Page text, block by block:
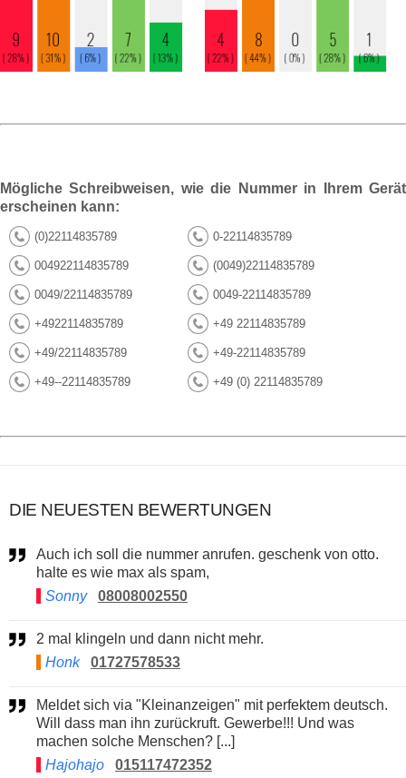
Mögliche Schreibweisen, wie die Nummer in Ihrem Gerät
erscheinen kann:
(0)22114835789 0-22114835789
004922114835789 (0049)22114835789
0049/22114835789 0049-22114835789
+4922114835789 +49 22114835789
+49/22114835789 +49-22114835789
+49--22114835789 +49 (0) 22114835789
DIE NEUESTEN BEWERTUNGEN
Auch ich soll die nummer anrufen. geschenk von otto.
halte es wie max als spam,
Sonny
08008002550
2 mal klingeln und dann nicht mehr.
Honk
01727578533
Meldet sich via "Kleinanzeigen" mit perfektem deutsch.
Will dass man ihn zurückruft. Gewerbe!!! Und was
machen solche Menschen? [...]
Hajohajo
015117472352